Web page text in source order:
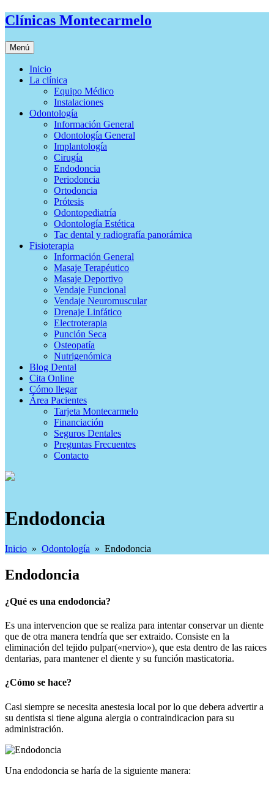
Clínicas Montecarmelo
Menú
Inicio
La clínica
Equipo Médico
Instalaciones
Odontología
Información General
Odontología General
Implantología
Cirugía
Endodoncia
Periodoncia
Ortodoncia
Prótesis
Odontopediatría
Odontología Estética
Tac dental y radiografía panorámica
Fisioterapia
Información General
Masaje Terapéutico
Masaje Deportivo
Vendaje Funcional
Vendaje Neuromuscular
Drenaje Linfático
Electroterapia
Punción Seca
Osteopatía
Nutrigenómica
Blog Dental
Cita Online
Cómo llegar
Área Pacientes
Tarjeta Montecarmelo
Financiación
Seguros Dentales
Preguntas Frecuentes
Contacto
Clínicas Montecarmelo –
Dentista y Fisioterapia
Dentista y Fisioterapia
Endodoncia
Inicio » Odontología » Endodoncia
Endodoncia
¿Qué es una endodoncia?
Es una intervencion que se realiza para intentar conservar un diente
que de otra manera tendría que ser extraido. Consiste en la
eliminación del tejido pulpar(«nervio»), que esta dentro de las raices
dentarias, para mantener el diente y su función masticatoria.
¿Cómo se hace?
Casi siempre se necesita anestesia local por lo que debera advertir a
su dentista si tiene alguna alergia o contraindicacion para su
administración.
Una endodoncia se haría de la siguiente manera: